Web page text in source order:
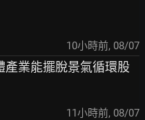
10小時前, 08/07
產業能擺脫景氣循環股
11小時前, 08/07